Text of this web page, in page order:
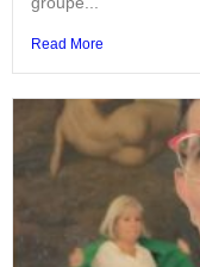
Read More